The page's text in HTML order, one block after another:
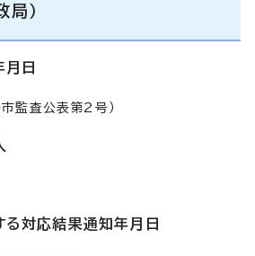
局）
月日
監査公表第2号）
対応結果通知年月日